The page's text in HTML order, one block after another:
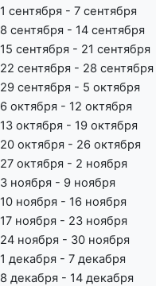
1 сентября - 7 сентября
8 сентября - 14 сентября
15 сентября - 21 сентября
22 сентября - 28 сентября
29 сентября - 5 октября
6 октября - 12 октября
13 октября - 19 октября
20 октября - 26 октября
27 октября - 2 ноября
3 ноября - 9 ноября
10 ноября - 16 ноября
17 ноября - 23 ноября
24 ноября - 30 ноября
1 декабря - 7 декабря
8 декабря - 14 декабря